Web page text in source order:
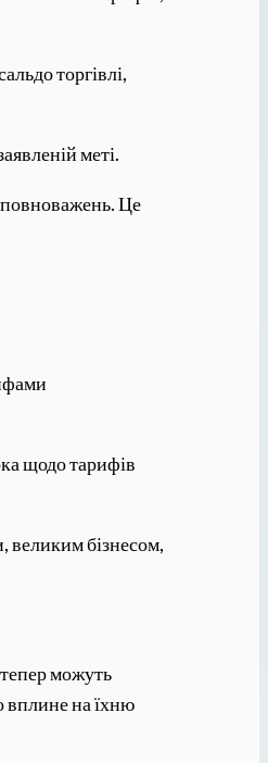
торгівлі,
меті.
Це
щодо тарифів
великим бізнесом,
можуть
вплине на їхню